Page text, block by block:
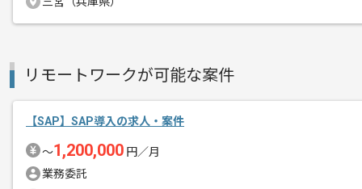
リモートワークが可能な案件
【SAP】SAP導入の求人・案件
〜1,200,000 円／月
業務委託